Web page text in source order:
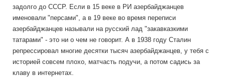
задолго до СССР. Если в 15 веке в РИ азербайджанцев
именовали "персами", а в 19 веке во время переписи
азербайджанцев называли на русский лад "закавказкими
татарами" - это ни о чем не говорит. А в 1938 году Сталин
репрессировал многие десятки тысяч азербайджанцев, у тебя с
историей совсем плохо, матчасть подучи, а потом садись за
клаву в интернетах.